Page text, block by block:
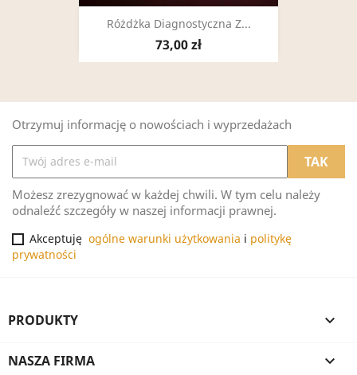
Różdżka Diagnostyczna Z...
73,00 zł
Otrzymuj informację o nowościach i wyprzedażach
Możesz zrezygnować w każdej chwili. W tym celu należy
odnaleźć szczegóły w naszej informacji prawnej.
Akceptuję ogólne warunki użytkowania i politykę
prywatności
PRODUKTY 
NASZA FIRMA 